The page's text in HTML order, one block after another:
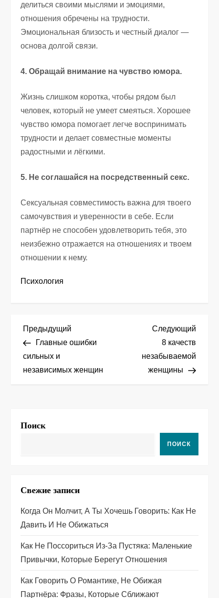
делиться своими мыслями и эмоциями,
отношения обречены на трудности.
Эмоциональная близость и честный диалог —
основа долгой связи.
4. Обращай внимание на чувство юмора.
Жизнь слишком коротка, чтобы рядом был
человек, который не умеет смеяться. Хорошее
чувство юмора помогает легче воспринимать
трудности и делает совместные моменты
радостными и лёгкими.
5. Не соглашайся на посредственный секс.
Сексуальная совместимость важна для твоего
самочувствия и уверенности в себе. Если
партнёр не способен удовлетворить тебя, это
неизбежно отражается на отношениях и твоем
отношении к нему.
Психология
Н
а
в
г
и
я
п
о
з
а
Предыдущая
запись
Предыдущий
Главные ошибки
сильных и
независимых женщин
Следующий
8 качеств
незабываемой
женщины
Поиск
ПОИСК
Свежие записи
Когда Он Молчит, А Ты Хочешь Говорить: Как Не
Давить И Не Обижаться
Как Не Поссориться Из‑за Пустяка: Маленькие
Привычки, Которые Берегут Отношения
Как Говорить О Романтике, Не Обижая
Партнёра: Фразы, Которые Сближают